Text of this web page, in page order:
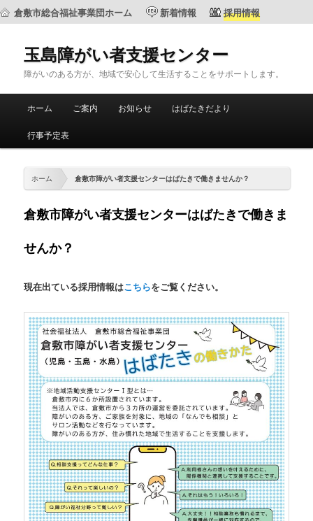
倉敷市総合福祉事業団ホーム 新着情報 採用情報
玉島障がい者支援センター
障がいのある方が、地域で安心して生活することをサポートします。
メ
メ
イ
ン
ツ
へ
移
動
サ
ブ
ツ
へ
移
動
ホーム ご案内 お知らせ はばたきだより
行事予定表
ホーム 倉敷市障がい者支援センターはばたきで働きませんか？
倉敷市障がい者支援センターはばたきで働きま
せんか？
現在出ている採用情報はこちらをご覧ください。